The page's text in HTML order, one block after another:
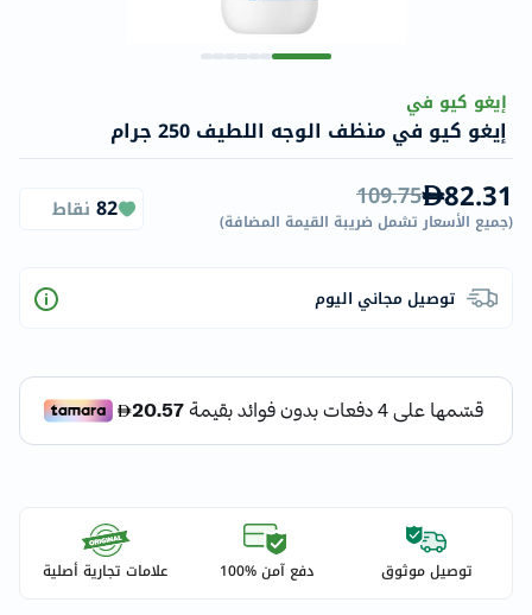
إيغو كيو في
إيغو كيو في منظف الوجه اللطيف 250 جرام
82.31
109.75
(جميع الأسعار تشمل ضريبة القيمة المضافة)
82 نقاط
توصيل مجاني اليوم
توصيل موثوق دفع آمن %100 علامات تجارية أصلية